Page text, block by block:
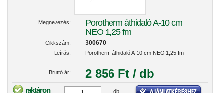
Megnevezés:
Porotherm áthidaló A-10 cm
NEO 1,25 fm
Cikkszám: 300670
Leírás: Porotherm áthidaló A-10 cm NEO 1,25 fm
Bruttó ár: 2 856 Ft / db
raktáron db